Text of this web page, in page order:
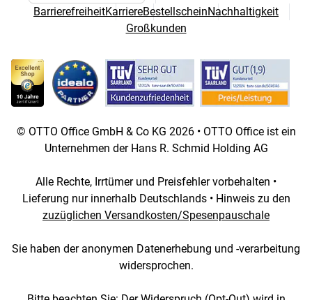
BarrierefreiheitKarriereBestellscheinNachhaltigkeit
Großkunden
© OTTO Office GmbH & Co KG 2026 • OTTO Office ist ein
Unternehmen der Hans R. Schmid Holding AG
Alle Rechte, Irrtümer und Preisfehler vorbehalten •
Lieferung nur innerhalb Deutschlands • Hinweis zu den
zuzüglichen Versandkosten/Spesenpauschale
Sie haben der anonymen Datenerhebung und -verarbeitung
widersprochen.